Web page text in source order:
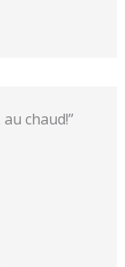
chaud!”